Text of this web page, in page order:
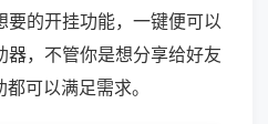
要的开挂功能，一键便可以
器，不管你是想分享给好友
可以满足需求。